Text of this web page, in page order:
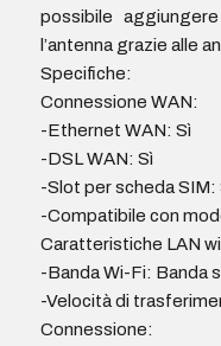
possibile
l’antenna grazie alle
Specifiche:
Connessione WAN:
-Ethernet WAN: Sì
-DSL WAN: Sì
-Slot per scheda SIM:
-Compatibile con
Caratteristiche LAN
-Banda Wi-Fi: Banda
-Velocità di
Connessione: